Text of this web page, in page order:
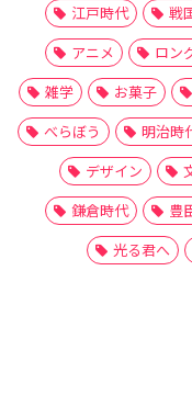
江戸時代 戦
アニメ
ロン
雑学
お菓子
べらぼう
明治時
デザイン
鎌倉時代
豊
光る君へ